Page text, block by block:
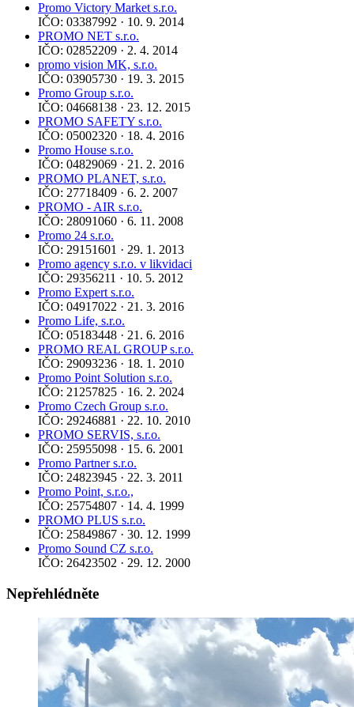
Promo Victory Market s.r.o.
IČO: 03387992 · 10. 9. 2014
PROMO NET s.r.o.
IČO: 02852209 · 2. 4. 2014
promo vision MK, s.r.o.
IČO: 03905730 · 19. 3. 2015
Promo Group s.r.o.
IČO: 04668138 · 23. 12. 2015
PROMO SAFETY s.r.o.
IČO: 05002320 · 18. 4. 2016
Promo House s.r.o.
IČO: 04829069 · 21. 2. 2016
PROMO PLANET, s.r.o.
IČO: 27718409 · 6. 2. 2007
PROMO - AIR s.r.o.
IČO: 28091060 · 6. 11. 2008
Promo 24 s.r.o.
IČO: 29151601 · 29. 1. 2013
Promo agency s.r.o. v likvidaci
IČO: 29356211 · 10. 5. 2012
Promo Expert s.r.o.
IČO: 04917022 · 21. 3. 2016
Promo Life, s.r.o.
IČO: 05183448 · 21. 6. 2016
PROMO REAL GROUP s.r.o.
IČO: 29093236 · 18. 1. 2010
Promo Point Solution s.r.o.
IČO: 21257825 · 16. 2. 2024
Promo Czech Group s.r.o.
IČO: 29246881 · 22. 10. 2010
PROMO SERVIS, s.r.o.
IČO: 25955098 · 15. 6. 2001
Promo Partner s.r.o.
IČO: 24823945 · 22. 3. 2011
Promo Point, s.r.o.,
IČO: 25754807 · 14. 4. 1999
PROMO PLUS s.r.o.
IČO: 25849867 · 30. 12. 1999
Promo Sound CZ s.r.o.
IČO: 26423502 · 29. 12. 2000
Nepřehlédněte